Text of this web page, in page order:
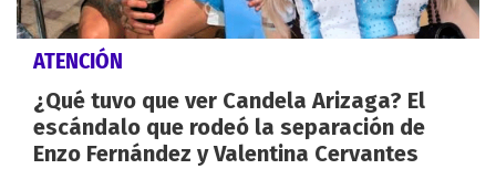
ATENCIÓN
¿Qué tuvo que ver Candela Arizaga? El
escándalo que rodeó la separación de
Enzo Fernández y Valentina Cervantes